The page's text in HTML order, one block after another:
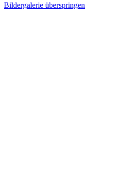
Bildergalerie überspringen